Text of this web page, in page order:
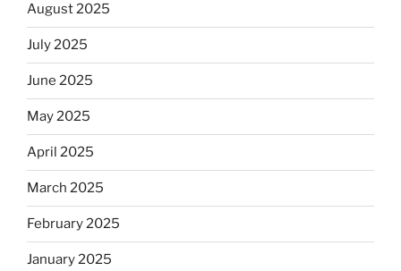
August 2025
July 2025
June 2025
May 2025
April 2025
March 2025
February 2025
January 2025